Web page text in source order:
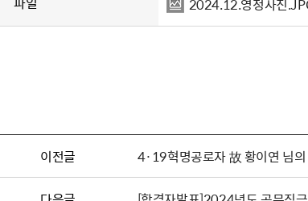
이전글 4·19혁명공로자 故 황이연 님